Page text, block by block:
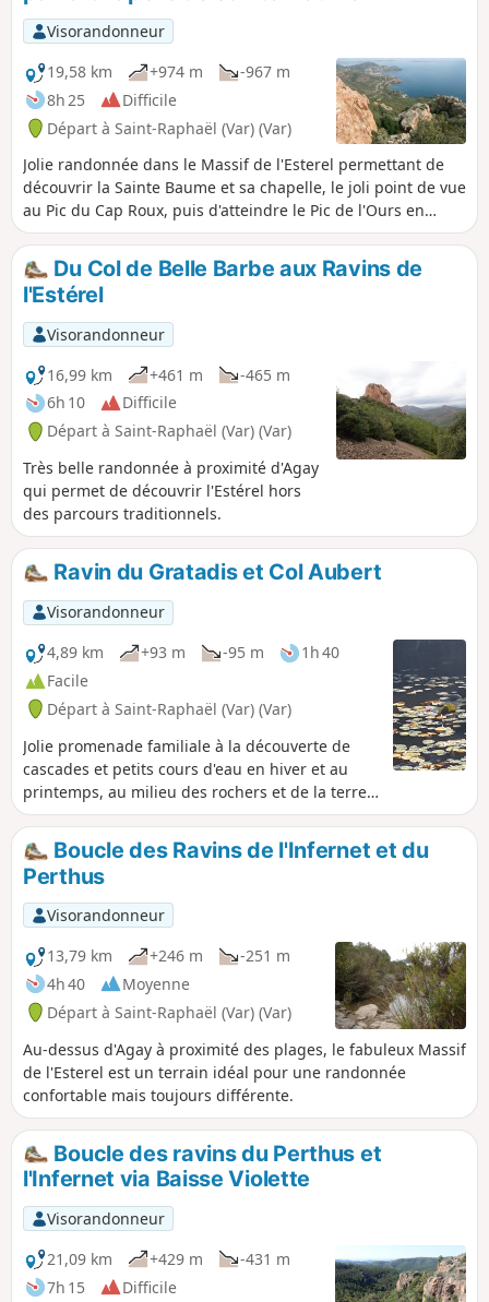
Visorandonneur
19,58 km
+974 m
-967 m
8h 25
Difficile
Départ à Saint-Raphaël (Var) (Var)
Jolie randonnée dans le Massif de l'Esterel permettant de
découvrir la Sainte Baume et sa chapelle, le joli point de vue
au Pic du Cap Roux, puis d'atteindre le Pic de l'Ours en
passant par le Pic d'Aurelle.
Du Col de Belle Barbe aux Ravins de
l'Estérel
Visorandonneur
16,99 km
+461 m
-465 m
6h 10
Difficile
Départ à Saint-Raphaël (Var) (Var)
Très belle randonnée à proximité d'Agay
qui permet de découvrir l'Estérel hors
des parcours traditionnels.
Ravin du Gratadis et Col Aubert
Visorandonneur
4,89 km
+93 m -95 m
1h 40
Facile
Départ à Saint-Raphaël (Var) (Var)
Jolie promenade familiale à la découverte de
cascades et petits cours d'eau en hiver et au
printemps, au milieu des rochers et de la terre
rouge de l'Estérel. À éviter en été.
Boucle des Ravins de l'Infernet et du
Perthus
Visorandonneur
13,79 km
+246 m
-251 m
4h 40
Moyenne
Départ à Saint-Raphaël (Var) (Var)
Au-dessus d'Agay à proximité des plages, le fabuleux Massif
de l'Esterel est un terrain idéal pour une randonnée
confortable mais toujours différente.
Boucle des ravins du Perthus et
l'Infernet via Baisse Violette
Visorandonneur
21,09 km
+429 m
-431 m
7h 15
Difficile